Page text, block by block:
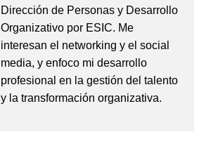
Dirección de Personas y Desarrollo
Organizativo por ESIC. Me
interesan el networking y el social
media, y enfoco mi desarrollo
profesional en la gestión del talento
y la transformación organizativa.